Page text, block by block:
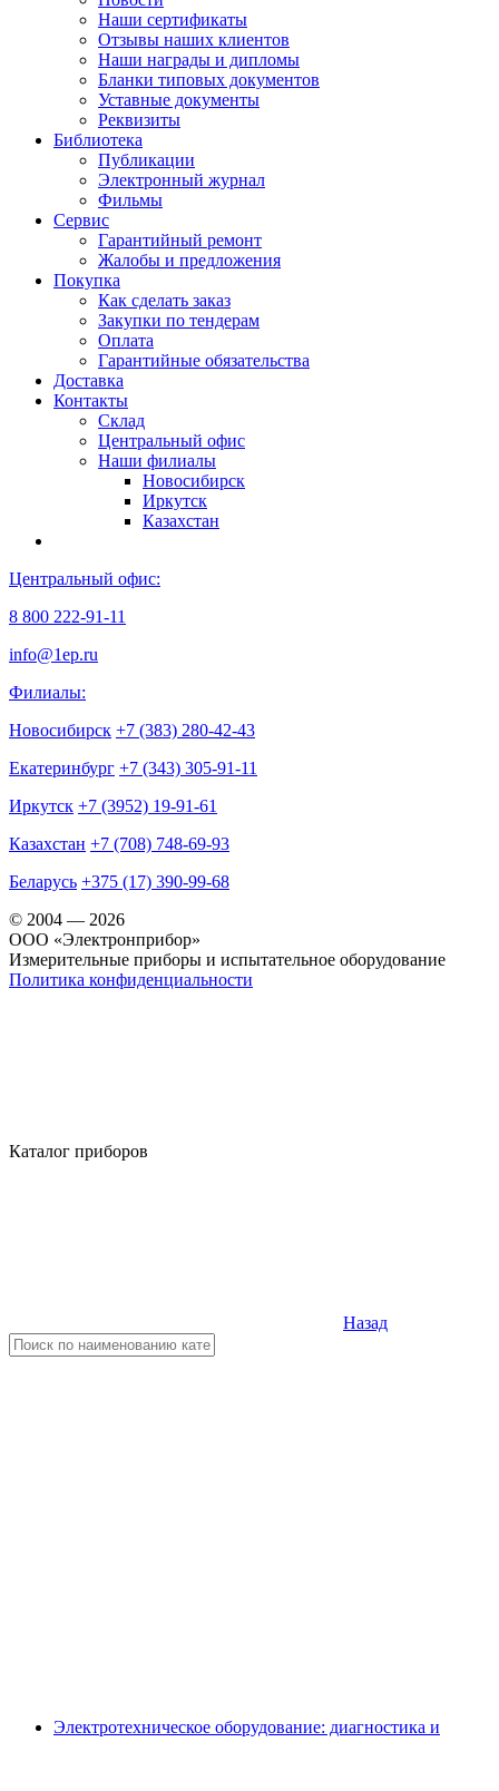
Наши сертификаты
Отзывы наших клиентов
Наши награды и дипломы
Бланки типовых документов
Уставные документы
Реквизиты
Библиотека
Публикации
Электронный журнал
Фильмы
Сервис
Гарантийный ремонт
Жалобы и предложения
Покупка
Как сделать заказ
Закупки по тендерам
Оплата
Гарантийные обязательства
Доставка
Контакты
Склад
Центральный офис
Наши филиалы
Новосибирск
Иркутск
Казахстан
Центральный офис:
8 800 222-91-11
info@1ep.ru
Филиалы:
Новосибирск +7 (383) 280-42-43
Екатеринбург +7 (343) 305-91-11
Иркутск +7 (3952) 19-91-61
Казахстан +7 (708) 748-69-93
Беларусь +375 (17) 390-99-68
© 2004 — 2026
OOO «Электронприбор»
Измерительные приборы и испытательное оборудование
Политика конфиденциальности
Каталог приборов
Назад
Электротехническое оборудование: диагностика и